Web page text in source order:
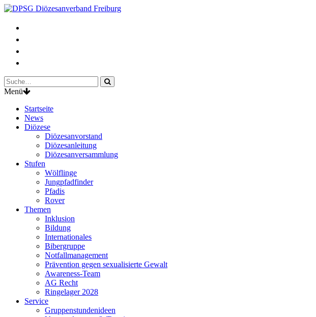
Menü
Startseite
News
Diözese
Diözesanvorstand
Diözesanleitung
Diözesanversammlung
Stufen
Wölflinge
Jungpfadfinder
Pfadis
Rover
Themen
Inklusion
Bildung
Internationales
Bibergruppe
Notfallmanagement
Prävention gegen sexualisierte Gewalt
Awareness-Team
AG Recht
Ringelager 2028
Service
Gruppenstundenideen